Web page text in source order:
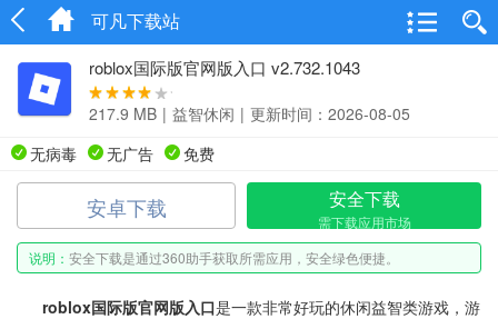
可凡下载站
roblox国际版官网版入口 v2.732.1043
217.9 MB | 益智休闲 | 更新时间：2026-08-05
无病毒
无广告 免费
安卓下载 安全下载
需下载应用市场
说明： 安全下载是通过360助手获取所需应用，安全绿色便捷。
roblox国际版官网版入口是一款非常好玩的休闲益智类游戏，游